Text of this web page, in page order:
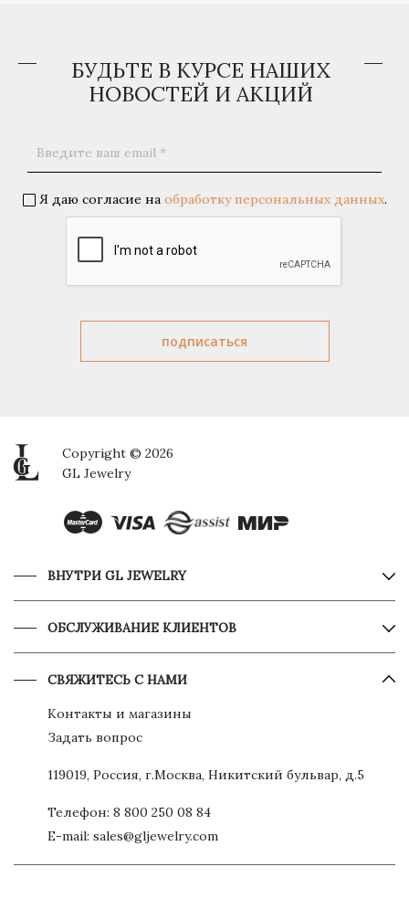
БУДЬТЕ В КУРСЕ НАШИХ
НОВОСТЕЙ И АКЦИЙ
Я даю согласие на обработку персональных данных.
Copyright © 2026
GL Jewelry
ВНУТРИ GL JEWELRY
ОБСЛУЖИВАНИЕ КЛИЕНТОВ
СВЯЖИТЕСЬ С НАМИ
Контакты и магазины
Задать вопрос
119019, Россия, г.Москва, Никитский бульвар, д.5
Телефон: 8 800 250 08 84
E-mail: sales@gljewelry.com